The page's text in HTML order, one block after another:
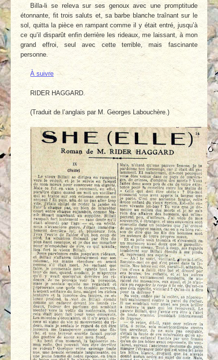
Billa-li se releva sur ses genoux avec une promptitude
étonnante, fit trois saluts et, sa barbe blanche traînant sur le
sol, quitta la pièce en rampant comme il y était entré, jusqu’à
ce qu’il disparût enfin derrière les rideaux, me laissant, à mon
grand effroi, seul avec cette terrible, mais fascinante
personne.
À suivre
RIDER HAGGARD.
(Traduit de l’anglais par M. Georges Labouchère.)